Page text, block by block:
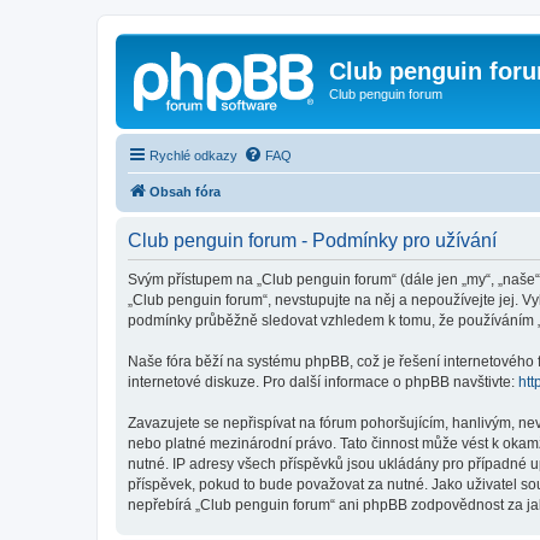
Club penguin
Club penguin forum
Rychlé odkazy FAQ
Obsah fóra
Club penguin forum - Podmínky pro užívání
Svým přístupem na „Club penguin forum“ (dále jen „my“,
„Club penguin forum“, nevstupujte na něj a nepoužívejte jej.
podmínky průběžně sledovat vzhledem k tomu, že používáním
Naše fóra běží na systému phpBB, což je řešení internetového
internetové diskuze. Pro další informace o phpBB navštivte:
Zavazujete se nepřispívat na fórum pohoršujícím, hanlivým,
nebo platné mezinárodní právo. Tato činnost může vést k
nutné. IP adresy všech příspěvků jsou ukládány pro případné
příspěvek, pokud to bude považovat za nutné. Jako uživatel
nepřebírá „Club penguin forum“ ani phpBB zodpovědnost za